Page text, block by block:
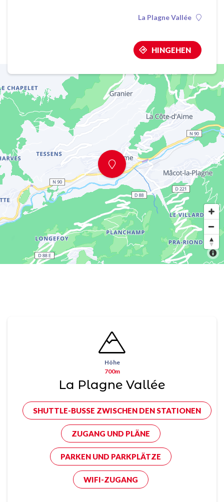
La Plagne Vallée
HINGEHEN
Höhe
700m
La Plagne Vallée
SHUTTLE-BUSSE ZWISCHEN DEN STATIONEN
ZUGANG UND PLÄNE
PARKEN UND PARKPLÄTZE
WIFI-ZUGANG